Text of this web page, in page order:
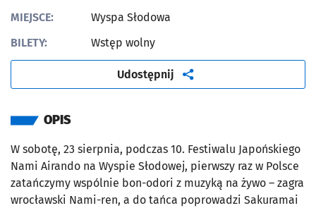
MIEJSCE:
Wyspa Słodowa
BILETY:
Wstęp wolny
Udostępnij artykuł
OPIS
W sobotę, 23 sierpnia, podczas 10. Festiwalu Japońskiego
Nami Airando na Wyspie Słodowej, pierwszy raz w Polsce
zatańczymy wspólnie bon-odori z muzyką na żywo – zagra
wrocławski Nami-ren, a do tańca poprowadzi Sakuramai